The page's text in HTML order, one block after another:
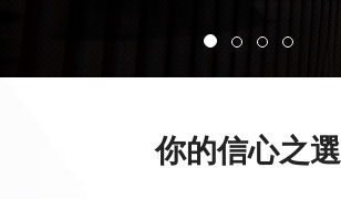
你的信心之選